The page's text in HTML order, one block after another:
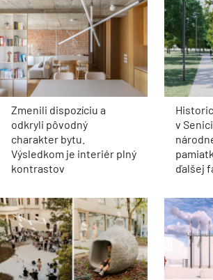
Zmenili dispozíciu a
odkryli pôvodný
charakter bytu.
Výsledkom je interiér plný
kontrastov
v
ďalšej